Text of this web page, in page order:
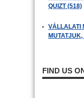
QUIZT (518)
VÁLLALATI
MUTATJUK,
FIND US